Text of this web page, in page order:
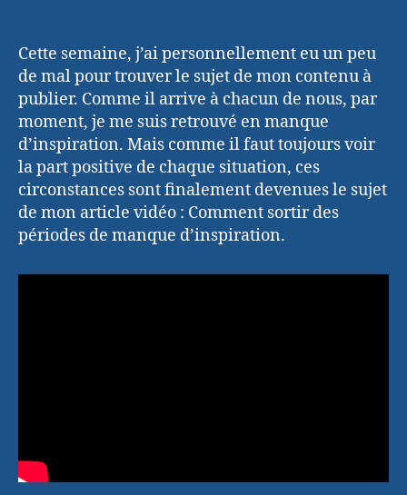
Cette semaine, j’ai personnellement eu un peu
de mal pour trouver le sujet de mon contenu à
publier. Comme il arrive à chacun de nous, par
moment, je me suis retrouvé en manque
d’inspiration. Mais comme il faut toujours voir
la part positive de chaque situation, ces
circonstances sont finalement devenues le sujet
de mon article vidéo : Comment sortir des
périodes de manque d’inspiration.